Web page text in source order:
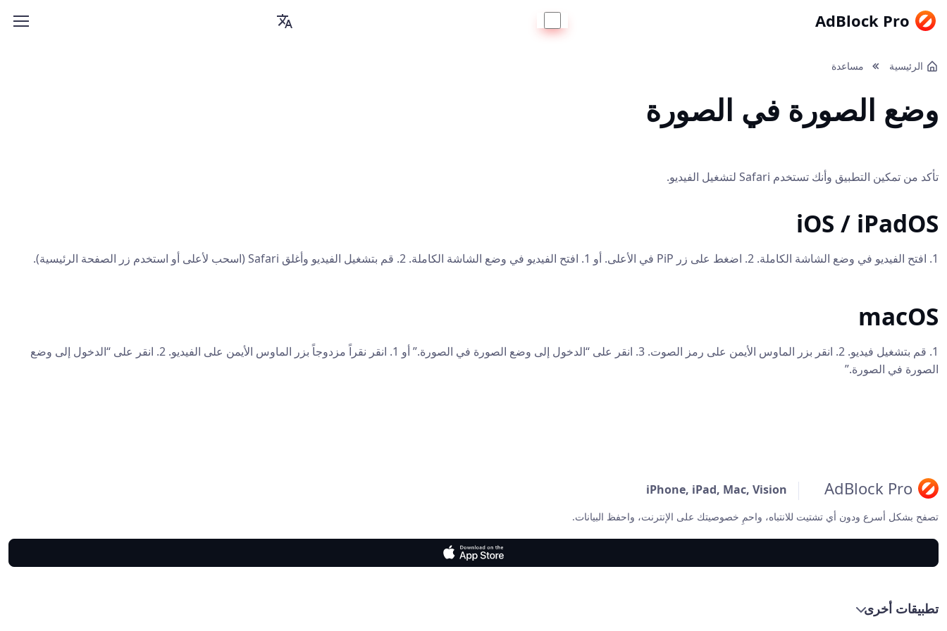
AdBlock Pro
الرئيسية مساعدة
وضع الصورة في الصورة
تأكد من تمكين التطبيق وأنك تستخدم Safari لتشغيل الفيديو.
iOS / iPadOS
1. افتح الفيديو في وضع الشاشة الكاملة. 2. اضغط على زر PiP في الأعلى. أو 1. افتح الفيديو في وضع الشاشة الكاملة. 2. قم بتشغيل الفيديو وأغلق Safari (اسحب لأعلى أو استخدم زر الصفحة الرئيسية).
macOS
1. قم بتشغيل فيديو. 2. انقر بزر الماوس الأيمن على رمز الصوت. 3. انقر على “الدخول إلى وضع الصورة في الصورة.” أو 1. انقر نقراً مزدوجاً بزر الماوس الأيمن على الفيديو. 2. انقر على “الدخول إلى وضع
الصورة في الصورة.”
AdBlock Pro
iPhone, iPad, Mac, Vision
تصفح بشكل أسرع ودون أي تشتيت للانتباه، واحمِ خصوصيتك على الإنترنت، واحفظ البيانات.
تطبيقات أخرى